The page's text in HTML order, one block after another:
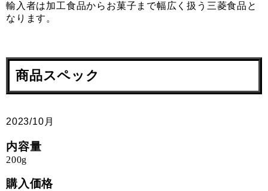
輸入者は加工食品からお菓子まで幅広く扱う三菱食品と
なります。
商品スペック
2023/10月
内容量
200g
購入価格